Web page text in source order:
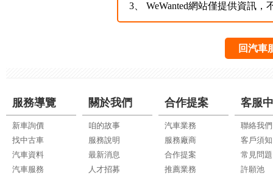
3、
WeWanted網站僅提供資訊
回汽車
服務導覽
新車詢價
找中古車
汽車資料
汽車服務
關於我們
咱的故事
服務說明
最新消息
人才招募
合作提案
汽車業務
服務廠商
合作提案
推薦業務
客服
聯絡我們
客戶須知
常見問題
許願池